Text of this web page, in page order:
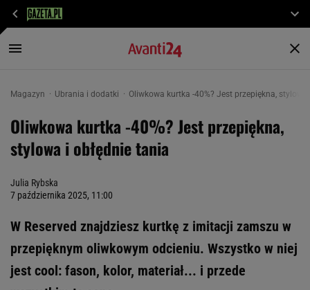
Magazyn Ubrania i dodatki Oliwkowa kurtka -40%? Jest przepiękna, stylowa
Oliwkowa kurtka -40%? Jest przepiękna,
stylowa i obłędnie tania
Julia Rybska
7 października 2025, 11:00
W Reserved znajdziesz kurtkę z imitacji zamszu w
przepięknym oliwkowym odcieniu. Wszystko w niej
jest cool: fason, kolor, materiał... i przede